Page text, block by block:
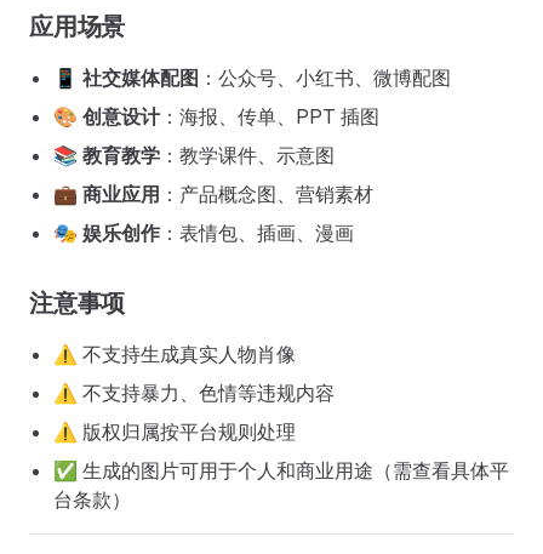
应用场景
📱 社交媒体配图 ：公众号、小红书、微博配图
🎨 创意设计：海报、传单、PPT 插图
📚 教育教学 ：教学课件、示意图
💼 商业应用 ：产品概念图、营销素材
🎭 娱乐创作 ：表情包、插画、漫画
注意事项
⚠️ 不支持生成真实人物肖像
⚠️ 不支持暴力、色情等违规内容
⚠️ 版权归属按平台规则处理
✅ 生成的图片可用于个人和商业用途（需查看具体平
台条款）